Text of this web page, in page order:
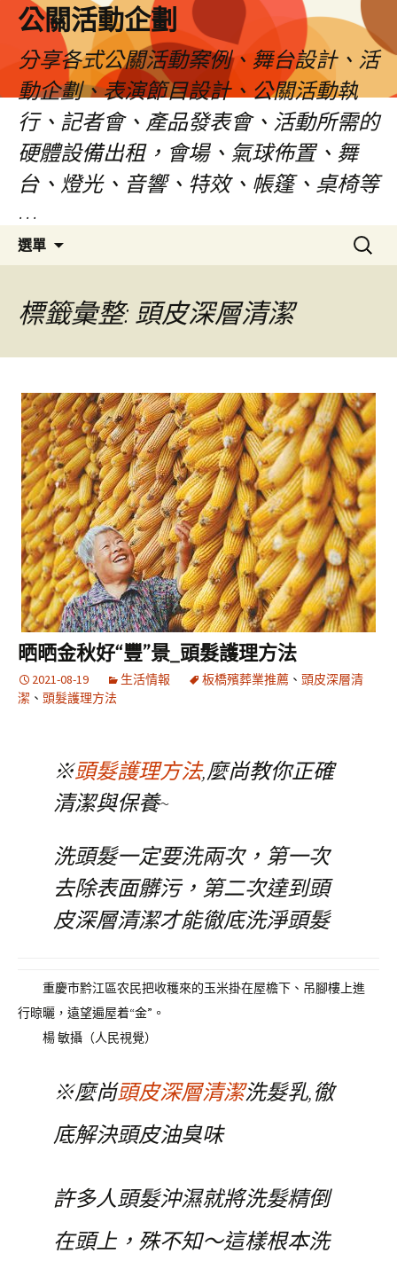
公關活動企劃
分享各式公關活動案例、舞台設計、活
動企劃、表演節目設計、公關活動執
行、記者會、產品發表會、活動所需的
硬體設備出租，會場、氣球佈置、舞
台、燈光、音響、特效、帳篷、桌椅等
…
選單
要
內
搜
尋
標籤彙整: 頭皮深層清潔
晒晒金秋好“豐”景_頭髮護理方法
2021-08-19 生活情報 板橋殯葬業推薦 、 頭皮深層清
潔 、 頭髮護理方法
※頭髮護理方法,麼尚教你正確
清潔與保養~
洗頭髮一定要洗兩次，第一次
去除表面髒污，第二次達到頭
皮深層清潔才能徹底洗淨頭髮
重慶市黔江區农民把收穫來的玉米掛在屋檐下、吊腳樓上進
行晾曬，遠望遍屋着“金”。
楊 敏攝（人民視覺）
※麼尚頭皮深層清潔洗髮乳,徹
底解決頭皮油臭味
許多人頭髮沖濕就將洗髮精倒
在頭上，殊不知～這樣根本洗